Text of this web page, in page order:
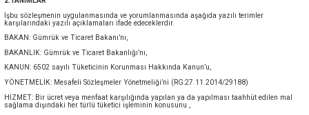
İşbu sözleşmenin uygulanmasında ve yorumlanmasında aşağıda yazılı terimler
karşılarındaki yazılı açıklamaları ifade edeceklerdir.
BAKAN: Gümrük ve Ticaret Bakanı’nı,
BAKANLIK: Gümrük ve Ticaret Bakanlığı’nı,
KANUN: 6502 sayılı Tüketicinin Korunması Hakkında Kanun’u,
YÖNETMELİK: Mesafeli Sözleşmeler Yönetmeliği’ni (RG:27.11.2014/29188)
HİZMET: Bir ücret veya menfaat karşılığında yapılan ya da yapılması taahhüt edilen mal
sağlama dışındaki her türlü tüketici işleminin konusunu ,